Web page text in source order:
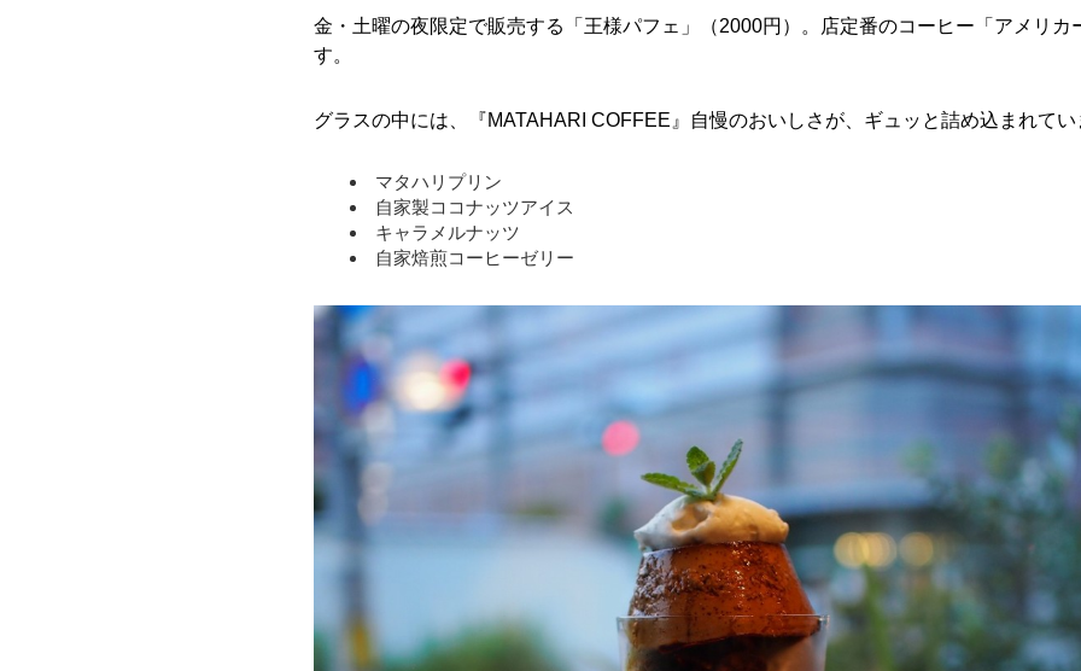
金・土曜の夜限定で販売する「王様パフェ」（2000円）。店定番のコーヒー「アメリカ
す。
グラスの中には、『MATAHARI COFFEE』自慢のおいしさが、ギュッと詰め込まれてい
マタハリプリン
自家製ココナッツアイス
キャラメルナッツ
自家焙煎コーヒーゼリー